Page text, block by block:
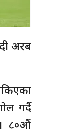
अरब
गर्दै
। ८०औं